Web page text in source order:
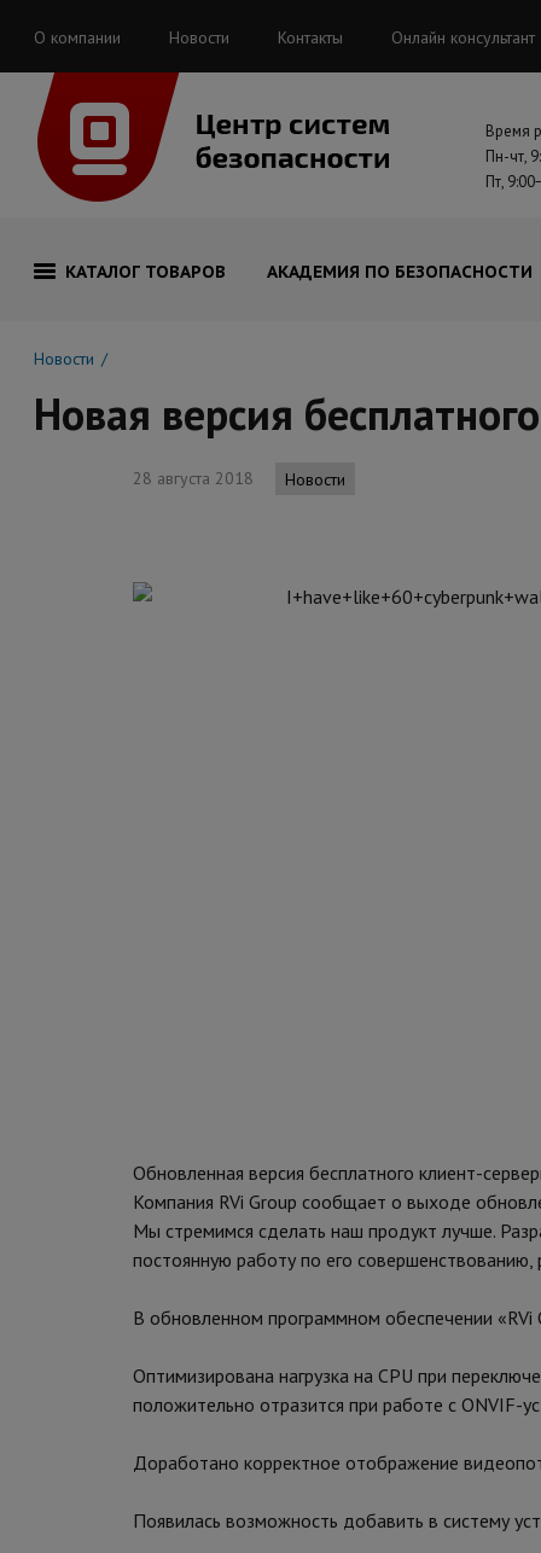
О компании Новости Контакты Онлайн консультант
Время
Пн-чт,
Пт,
КАТАЛОГ ТОВАРОВ АКАДЕМИЯ ПО БЕЗОПАСНОСТИ
Новости
Новая версия
28 августа 2018 Новости
Обновленная версия бесплатного клиент-
Компания RVi Group сообщает о выходе
Мы стремимся сделать наш продукт лучше.
постоянную работу по его
В обновленном программном обеспечении
Оптимизирована нагрузка на CPU при
положительно отразится при работе с ONVIF-
Доработано корректное отображение
Появилась возможность добавить в систему